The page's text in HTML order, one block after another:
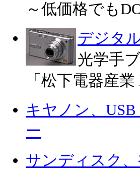
～低価格でも
デジタ
光学手
「松下電器産
キヤノン、
ー
サンディスク